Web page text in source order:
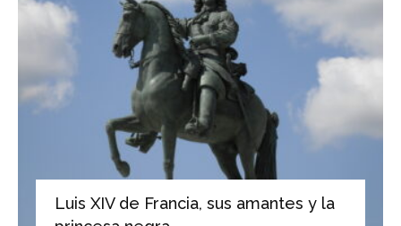
Luis XIV de Francia, sus amantes y la